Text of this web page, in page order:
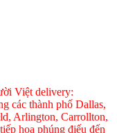
Việt delivery:
các thành phố Dallas,
Arlington, Carrollton,
hoa phúng điếu đến